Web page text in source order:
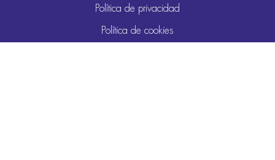
Política de privacidad
Política de cookies